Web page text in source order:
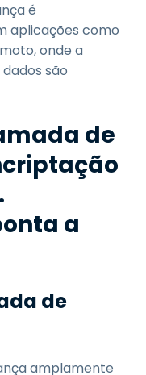
é
aplicações como
onde a
são
de
a
de
amplamente